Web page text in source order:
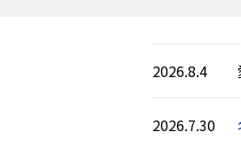
2026.8.4
2026.7.30